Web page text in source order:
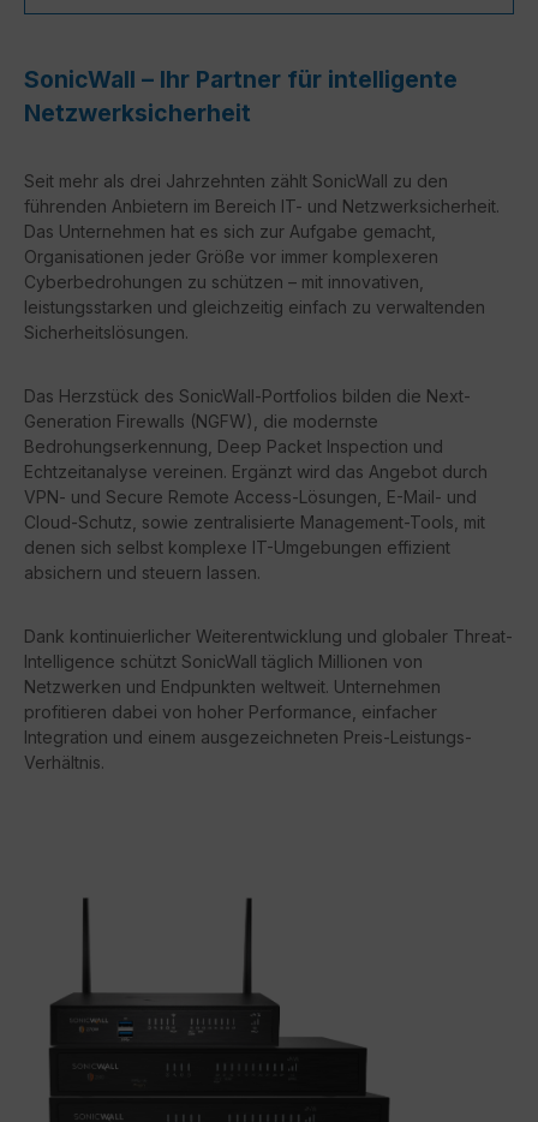
SonicWall – Ihr Partner für intelligente
Netzwerksicherheit
Seit mehr als drei Jahrzehnten zählt SonicWall zu den
führenden Anbietern im Bereich IT- und Netzwerksicherheit.
Das Unternehmen hat es sich zur Aufgabe gemacht,
Organisationen jeder Größe vor immer komplexeren
Cyberbedrohungen zu schützen – mit innovativen,
leistungsstarken und gleichzeitig einfach zu verwaltenden
Sicherheitslösungen.
Das Herzstück des SonicWall-Portfolios bilden die Next-
Generation Firewalls (NGFW)
, die modernste
Bedrohungserkennung, Deep Packet Inspection und
Echtzeitanalyse vereinen. Ergänzt wird das Angebot durch
VPN- und Secure Remote Access-Lösungen E-Mail- und
Cloud-Schutz , sowie zentralisierte Management-Tools , mit
denen sich selbst komplexe IT-Umgebungen effizient
absichern und steuern lassen.
Dank kontinuierlicher Weiterentwicklung und globaler Threat-
Intelligence schützt SonicWall täglich Millionen von
Netzwerken und Endpunkten weltweit. Unternehmen
profitieren dabei von hoher Performance, einfacher
Integration und einem ausgezeichneten Preis-Leistungs-
Verhältnis.